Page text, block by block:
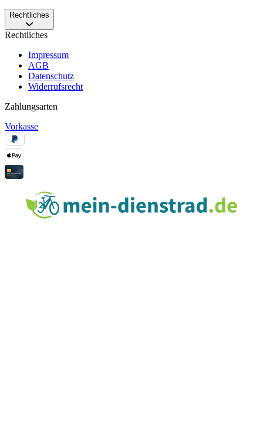
Rechtliches
Rechtliches
Impressum
AGB
Datenschutz
Widerrufsrecht
Zahlungsarten
Vorkasse